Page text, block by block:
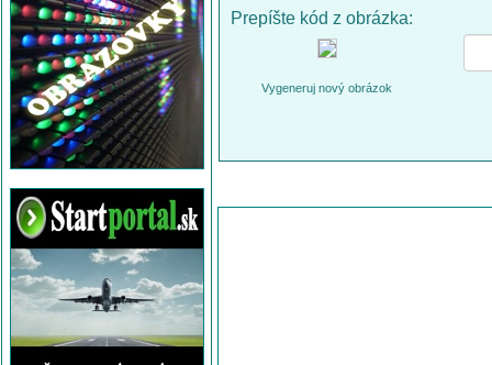
Prepíšte kód z obrázka:
Vygeneruj nový obrázok